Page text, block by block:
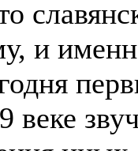
и
веке